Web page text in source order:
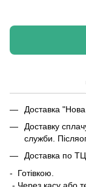
Доставка
Доставку
служби.
Доставка по
- Готівкою.
- Через касу або